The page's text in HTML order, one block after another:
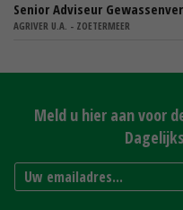
Senior Adviseur
AGRIVER U.A. - ZOETERMEER
Meld u hier aan voor